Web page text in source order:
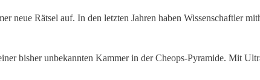
neue Rätsel auf. In den letzten Jahren haben Wissenschaftler
bisher unbekannten Kammer in der Cheops-Pyramide. Mit